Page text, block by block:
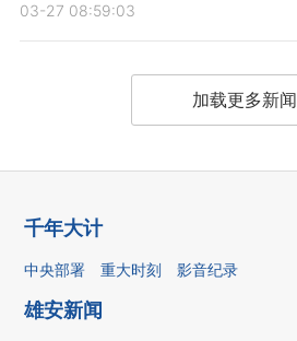
03-27 08:59:03
加载更多新闻
千年大计
中央部署 重大时刻 影音纪录
雄安新闻